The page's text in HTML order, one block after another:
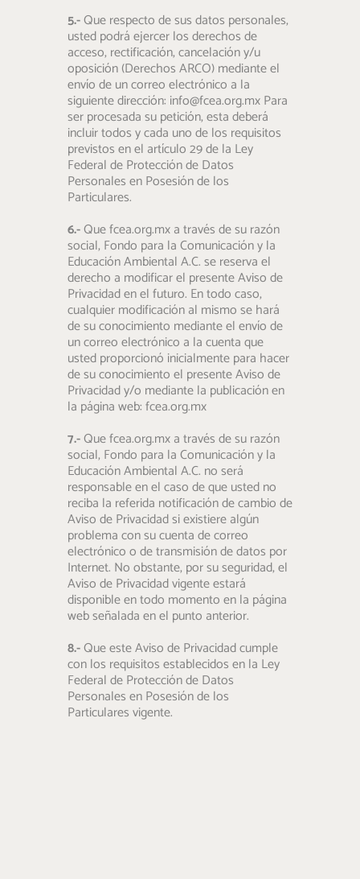
5.-Que respecto de sus datos personales,
usted podrá ejercer los derechos de
acceso, rectificación, cancelación y/u
oposición (Derechos ARCO) mediante el
envío de un correo electrónico a la
siguiente dirección: info@fcea.org.mx Para
ser procesada su petición, esta deberá
incluir todos y cada uno de los requisitos
previstos en el artículo 29 de la Ley
Federal de Protección de Datos
Personales en Posesión de los
Particulares.
6.-Que fcea.org.mx a través de su razón
social, Fondo para la Comunicación y la
Educación Ambiental A.C. se reserva el
derecho a modificar el presente Aviso de
Privacidad en el futuro. En todo caso,
cualquier modificación al mismo se hará
de su conocimiento mediante el envío de
un correo electrónico a la cuenta que
usted proporcionó inicialmente para hacer
de su conocimiento el presente Aviso de
Privacidad y/o mediante la publicación en
la página web: fcea.org.mx
7.-Que fcea.org.mx a través de su razón
social, Fondo para la Comunicación y la
Educación Ambiental A.C. no será
responsable en el caso de que usted no
reciba la referida notificación de cambio de
Aviso de Privacidad si existiere algún
problema con su cuenta de correo
electrónico o de transmisión de datos por
Internet. No obstante, por su seguridad, el
Aviso de Privacidad vigente estará
disponible en todo momento en la página
web señalada en el punto anterior.
8.-Que este Aviso de Privacidad cumple
con los requisitos establecidos en la Ley
Federal de Protección de Datos
Personales en Posesión de los
Particulares vigente.